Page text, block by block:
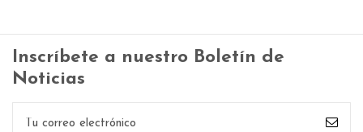
Inscríbete a nuestro Boletín de
Noticias